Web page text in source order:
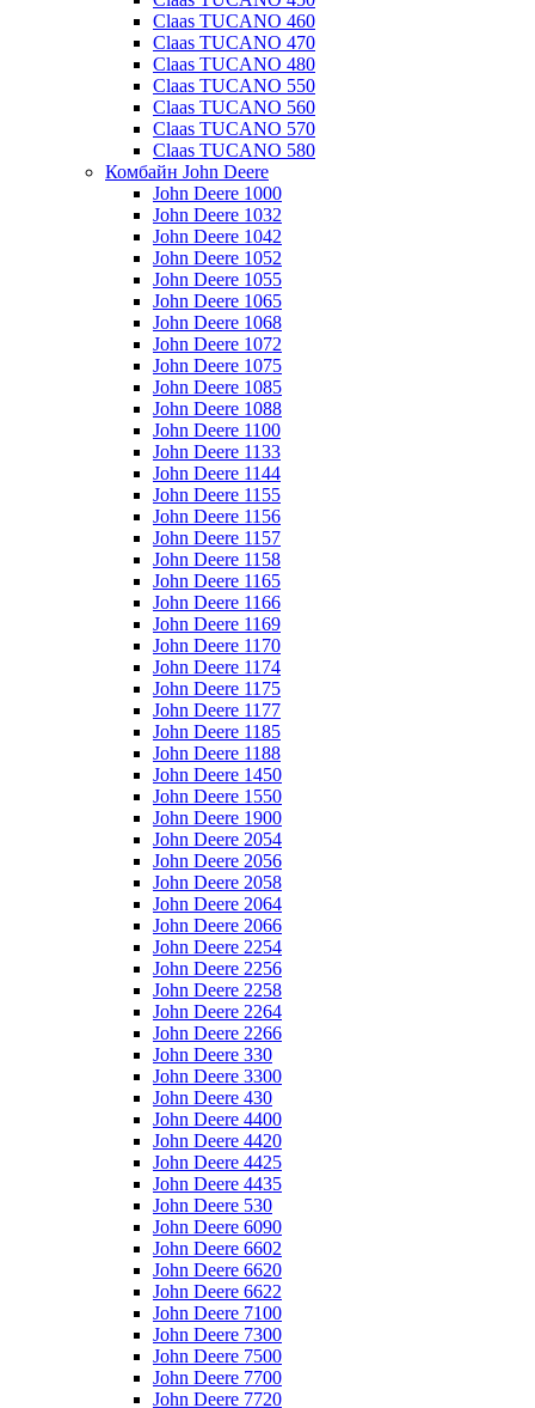
Claas TUCANO 460
Claas TUCANO 470
Claas TUCANO 480
Claas TUCANO 550
Claas TUCANO 560
Claas TUCANO 570
Claas TUCANO 580
Комбайн John Deere
John Deere 1000
John Deere 1032
John Deere 1042
John Deere 1052
John Deere 1055
John Deere 1065
John Deere 1068
John Deere 1072
John Deere 1075
John Deere 1085
John Deere 1088
John Deere 1100
John Deere 1133
John Deere 1144
John Deere 1155
John Deere 1156
John Deere 1157
John Deere 1158
John Deere 1165
John Deere 1166
John Deere 1169
John Deere 1170
John Deere 1174
John Deere 1175
John Deere 1177
John Deere 1185
John Deere 1188
John Deere 1450
John Deere 1550
John Deere 1900
John Deere 2054
John Deere 2056
John Deere 2058
John Deere 2064
John Deere 2066
John Deere 2254
John Deere 2256
John Deere 2258
John Deere 2264
John Deere 2266
John Deere 330
John Deere 3300
John Deere 430
John Deere 4400
John Deere 4420
John Deere 4425
John Deere 4435
John Deere 530
John Deere 6090
John Deere 6602
John Deere 6620
John Deere 6622
John Deere 7100
John Deere 7300
John Deere 7500
John Deere 7700
John Deere 7720